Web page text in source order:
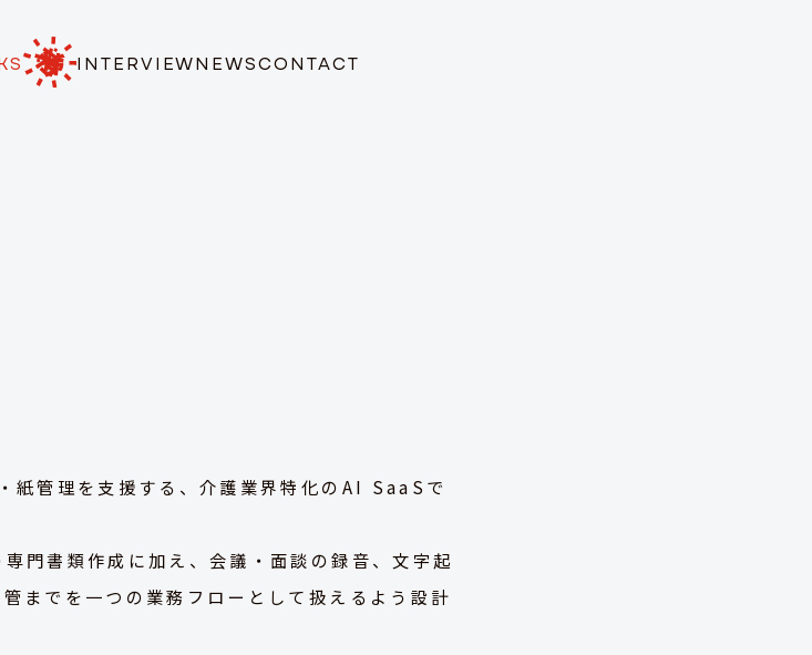
INTERVIEWNEWSCONTACT
紙管理を支援する、介護業界特化のAI SaaSで
門書類作成に加え、会議・面談の録音、文字起
までを一つの業務フローとして扱えるよう設計